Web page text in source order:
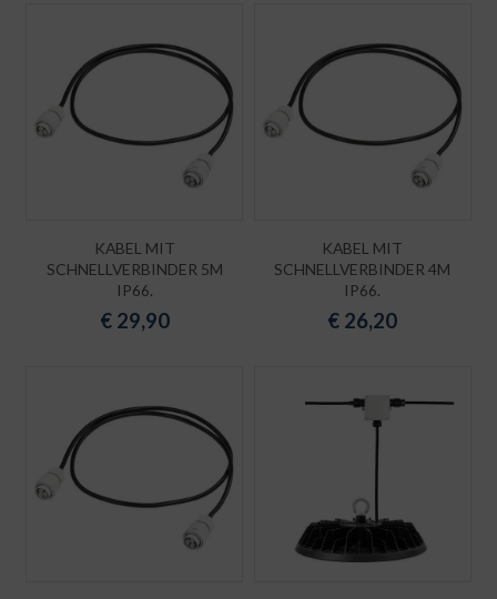
KABEL MIT
SCHNELLVERBINDER 5M
IP66.
€ 29,90
KABEL MIT
SCHNELLVERBINDER 4M
IP66.
€ 26,20